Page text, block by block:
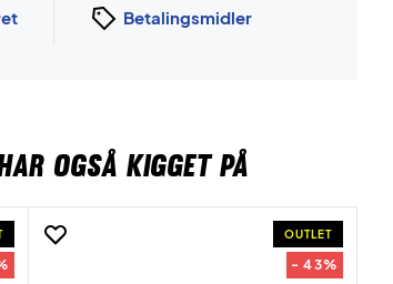
Betalingsmidler
OGSÅ KIGGET PÅ
OUTLET
- 43%